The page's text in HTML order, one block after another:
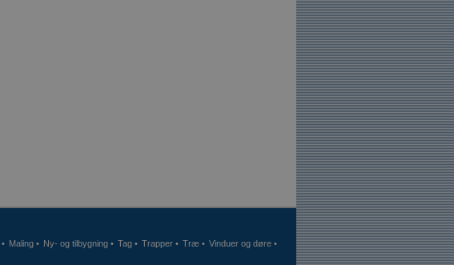
• Maling • Ny- og tilbygning • Tag • Trapper • Træ • Vinduer og døre •